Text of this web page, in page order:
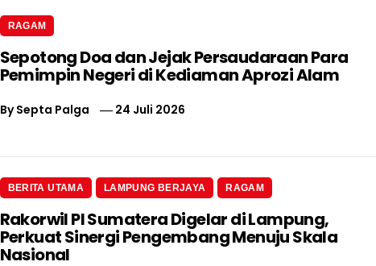
RAGAM
Sepotong Doa dan Jejak Persaudaraan Para
Pemimpin Negeri di Kediaman Aprozi Alam
BySepta Palga 24 Juli 2026
BERITA UTAMA LAMPUNG BERJAYA RAGAM
Rakorwil PI Sumatera Digelar di Lampung,
Perkuat Sinergi Pengembang Menuju Skala
Nasional